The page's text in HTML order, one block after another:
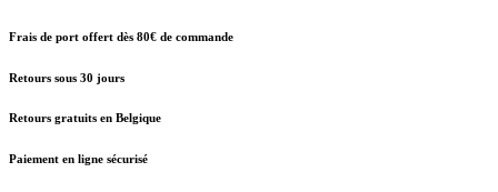
Frais de port offert dès 80€ de commande
Retours sous 30 jours
Retours gratuits en Belgique
Paiement en ligne sécurisé